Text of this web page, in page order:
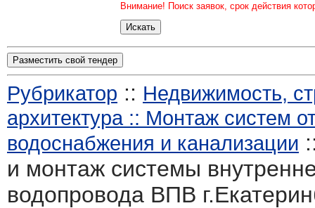
Внимание! Поиск заявок, срок действия
Разместить свой тендер
Рубрикатор :: Недвижимость,
архитектура :: Монтаж систем
водоснабжения и канализации
и монтаж системы
водопровода ВПВ